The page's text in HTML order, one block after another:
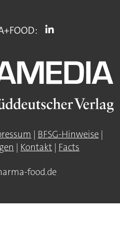
| BFSG-Hinweise |
| Kontakt | Facts
food.de